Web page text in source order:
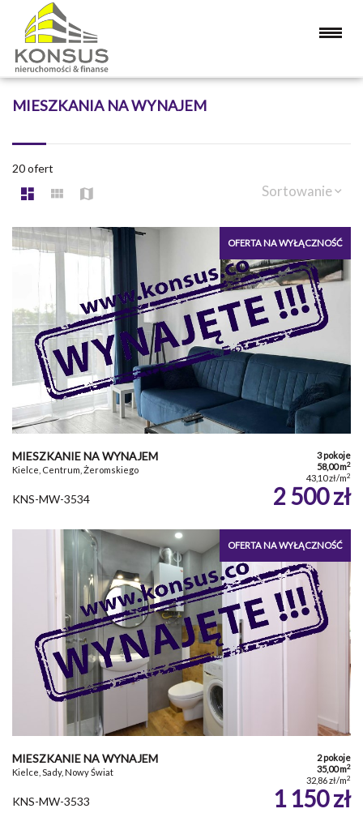
MIESZKANIA NA WYNAJEM
20 ofert
Sortowanie
OFERTA NA WYŁĄCZNOŚĆ
MIESZKANIE NA WYNAJEM
Kielce, Centrum, Żeromskiego
3 pokoje
58,00 m2
43,10 zł/m2
KNS-MW-3534 2 500 zł
OFERTA NA WYŁĄCZNOŚĆ
MIESZKANIE NA WYNAJEM
Kielce, Sady, Nowy Świat
2 pokoje
35,00 m2
32,86 zł/m2
KNS-MW-3533 1 150 zł